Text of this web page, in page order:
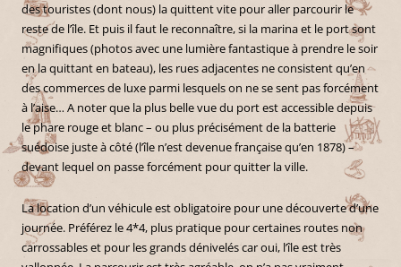
des touristes (dont nous) la quittent vite pour aller parcourir le
reste de l’île. Et puis il faut le reconnaître, si la marina et le port sont
magnifiques (photos avec une lumière fantastique à prendre le soir
en la quittant en bateau), les rues adjacentes ne consistent qu’en
des commerces de luxe parmi lesquels on ne se sent pas forcément
à l’aise… A noter que la plus belle vue du port est accessible depuis
le phare rouge et blanc – ou plus précisément de la batterie
suédoise juste à côté (l’île n’est devenue française qu’en 1878) –
devant lequel on passe forcément pour quitter la ville.
La location d’un véhicule est obligatoire pour une découverte d’une
journée. Préférez le 4*4, plus pratique pour certaines routes non
carrossables et pour les grands dénivelés car oui, l’île est très